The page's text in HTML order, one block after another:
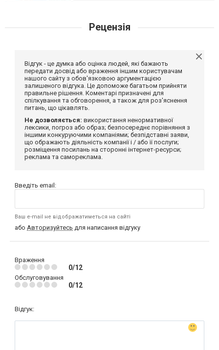
Рецензія
Відгук - це думка або оцінка людей, які бажають
передати досвід або враження іншим користувачам
нашого сайту з обов'язковою аргументацією
залишеного відгука. Це допоможе багатьом прийняти
правильне рішення. Коментарі призначені для
спілкування та обговорення, а також для роз'яснення
питань, що цікавлять.
Не дозволяється: використання ненормативної
лексики, погроз або образ; безпосереднє порівняння з
іншими конкуруючими компаніями; безпідставні заяви,
що ображають діяльність компанії і / або її послуги;
розміщення посилань на сторонні інтернет-ресурси;
реклама та самореклама.
Введіть email:
Ваш e-mail не відображатиметься на сайті
або Авторизуйтесь для написання відгуку
Враження
0/12
Обслуговування
0/12
Відгук: